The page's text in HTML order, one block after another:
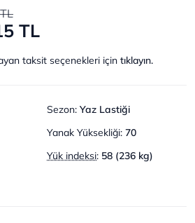
TL
taksit seçenekleri için tıklayın.
Sezon: Yaz Lastiği
Yanak Yüksekliği: 70
Yük indeksi: 58 (236 kg)